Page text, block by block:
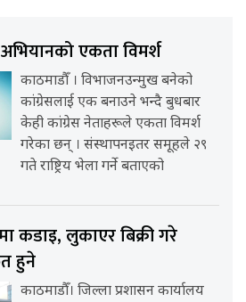
एकता विमर्श
काठमाडौँ । विभाजनउन्मुख बनेको
कांग्रेसलाई एक बनाउने भन्दै बुधबार
केही कांग्रेस नेताहरूले एकता विमर्श
गरेका छन् । संस्थापनइतर समूहले २९
गते राष्ट्रिय भेला गर्ने बताएको
कडाइ, लुकाएर बिक्री गरे
हुने
काठमाडौँ। जिल्ला प्रशासन कार्यालय